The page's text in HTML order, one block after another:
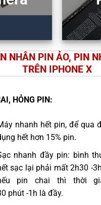
NHÂN PIN ẢO, PIN
TRÊN IPHONE X
HỎNG PIN:
nhanh hết pin, để qua
hết hơn 15% pin.
nhanh đầy pin: bình
sạc lại phải mất 2h30 -
pin chai thì thời
phút -1h là đầy.